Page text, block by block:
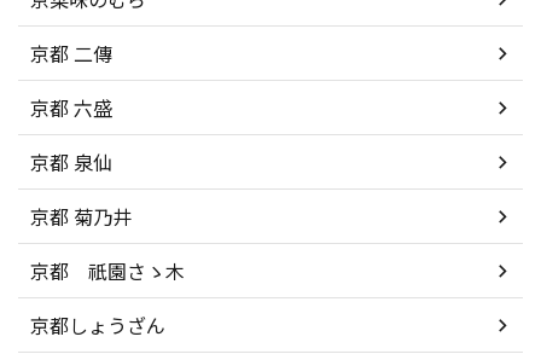
京都 二傳
京都 六盛
京都 泉仙
京都 菊乃井
京都 祇園さゝ木
京都しょうざん